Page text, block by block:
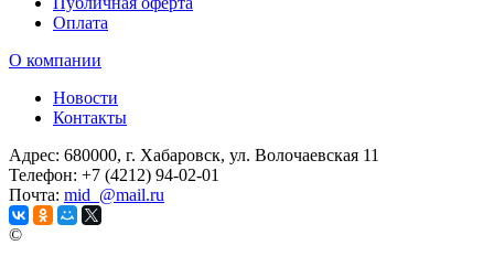
Оплата
О компании
Новости
Контакты
Адрес: 680000, г. Хабаровск, ул. Волочаевская 11
Телефон: +7 (4212) 94-02-01
Почта: mid_@mail.ru
©